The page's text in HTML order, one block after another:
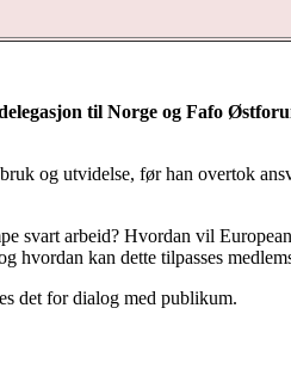
til Norge og Fafo
og utvidelse, før han overtok
svart arbeid? Hvordan vil
kan dette tilpasses
det for dialog med publikum.